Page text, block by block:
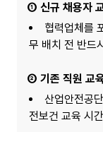
① 신규 채용자
협력업체를
무 배치 전 반드
② 기존 직원 교
산업안전공
전보건 교육 시